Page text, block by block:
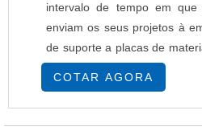
intervalo de tempo em que
enviam os seus projetos à
de suporte a placas de
fabricação de protótipos são
outros pedidos e
responsável pelo
alto desempenho. A
COTAR AGORA